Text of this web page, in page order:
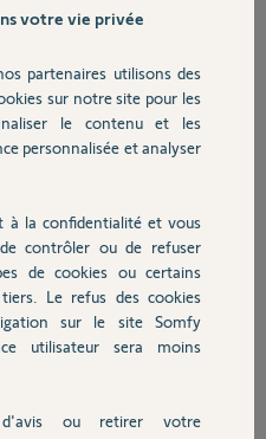
plus automatiquement, alors que
aurait il une solution ? Merci
de discussion
le faisceau, le portail repart il en
votre vie privée
partenaires utilisons des
sur notre site pour les
le contenu et les
personnalisée et analyser
à la confidentialité et vous
de contrôler ou de refuser
de cookies ou certains
Le refus des cookies
sur le site Somfy
utilisateur sera moins
d'avis ou retirer votre